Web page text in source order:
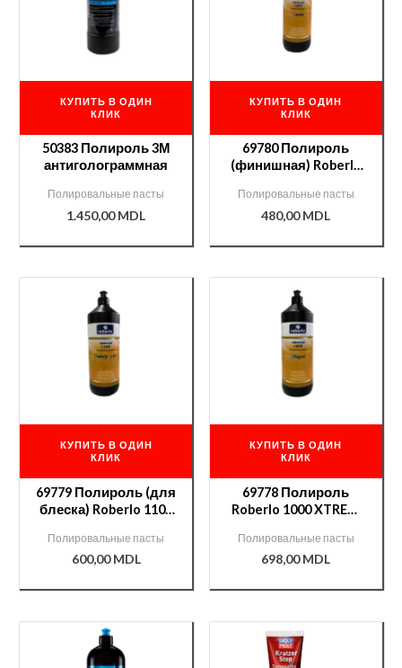
КУПИТЬ В ОДИН
КЛИК
50383 Полироль 3М
антиголограммная
Полировальные пасты
1.450,00MDL
КУПИТЬ В ОДИН
КЛИК
69780 Полироль
(финишная) Roberlo
Полировальные пасты
480,00MDL
КУПИТЬ В ОДИН
КЛИК
69779 Полироль (для
блеска) Roberlo 1100
Полировальные пасты
600,00MDL
КУПИТЬ В ОДИН
КЛИК
69778 Полироль
Roberlo 1000 XTREM
Полировальные пасты
698,00MDL